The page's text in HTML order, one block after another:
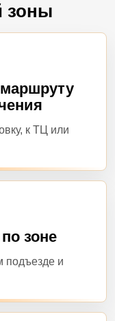
зоны
к ТЦ или
зоне
подъезде и